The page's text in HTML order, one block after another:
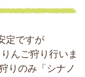
定ですが
んご狩り行いま
りのみ「シナノ